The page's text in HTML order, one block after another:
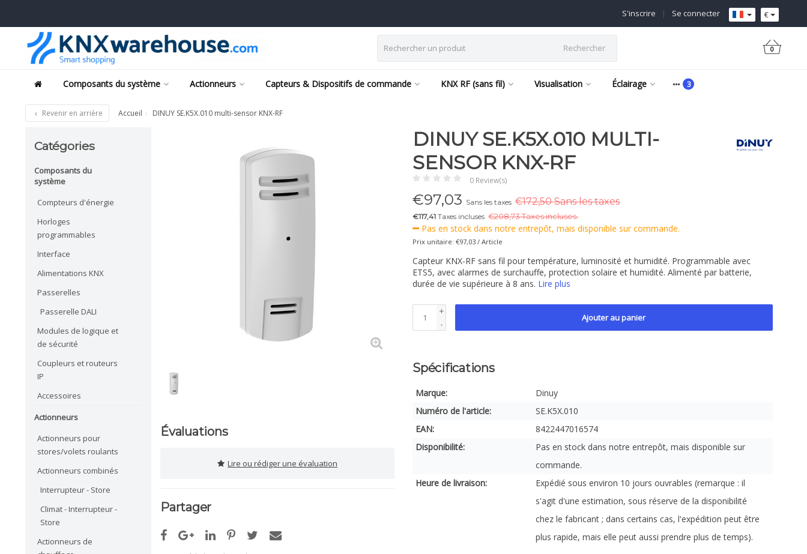
€
Se connecter
|
S'inscrire
Rechercher 0
Composants du système Actionneurs Capteurs & Dispositifs de commande KNX RF (sans fil) Visualisation Éclairage
Revenir en arrière Accueil DINUY SE.K5X.010 multi-sensor KNX-RF
Catégories
Composants du
système
Compteurs d'énergie
Horloges
programmables
Interface
Alimentations KNX
Passerelles
Passerelle DALI
Modules de logique et
de sécurité
Coupleurs et routeurs
IP
Accessoires
Actionneurs
Actionneurs pour
stores/volets roulants
Actionneurs combinés
Interrupteur - Store
Climat - Interrupteur -
Store
Actionneurs de
Évaluations
Lire ou rédiger une évaluation
Partager
DINUY SE.K5X.010 MULTI-
SENSOR KNX-RF
0 Review(s)
€97,03 Sans les taxes €172,50 Sans les taxes
€117,41 Taxes incluses €208,73 Taxes incluses.
Pas en stock dans notre entrepôt, mais disponible sur commande.
Prix unitaire: €97,03 / Article
Capteur KNX-RF sans fil pour température, luminosité et humidité. Programmable avec
ETS5, avec alarmes de surchauffe, protection solaire et humidité. Alimenté par batterie,
durée de vie supérieure à 8 ans. Lire plus
+
-
Ajouter au panier
Spécifications
Marque:
Dinuy
Numéro de l'article:
SE.K5X.010
EAN:
8422447016574
Disponibilité:
Pas en stock dans notre entrepôt, mais disponible sur
commande.
Heure de livraison:
Expédié sous environ 10 jours ouvrables (remarque : il
s'agit d'une estimation, sous réserve de la disponibilité
chez le fabricant ; dans certains cas, l'expédition peut être
plus rapide, mais elle peut aussi prendre plus de temps).